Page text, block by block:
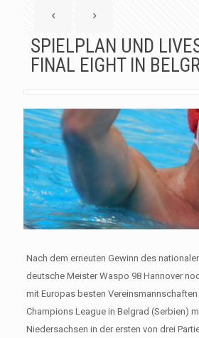
SPIELPLAN UND
FINAL EIGHT IN
Nach dem erneuten Gewinn des
deutsche Meister Waspo 98 Hannover
mit Europas besten
Champions League in Belgrad (Serbien)
Niedersachsen in der ersten von drei